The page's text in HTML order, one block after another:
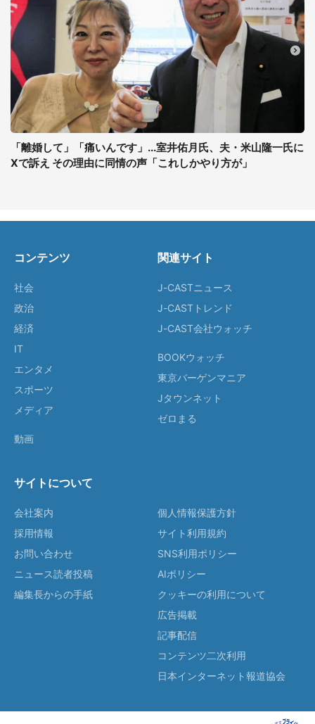
「離婚して」「痛いんです」...室井佑月氏、夫・米山隆一氏に
Xで訴え その理由に同情の声「これしかやり方が」
コンテンツ
社会
政治
経済
IT
エンタメ
スポーツ
メディア
動画
関連サイト
J-CASTニュース
J-CASTトレンド
J-CAST会社ウォッチ
BOOKウォッチ
東京バーゲンマニア
Jタウンネット
ゼロまる
サイトについて
会社案内
採用情報
お問い合わせ
ニュース読者投稿
編集長からの手紙
個人情報保護方針
サイト利用規約
SNS利用ポリシー
AIポリシー
クッキーの利用について
広告掲載
記事配信
コンテンツ二次利用
日本インターネット報道協会